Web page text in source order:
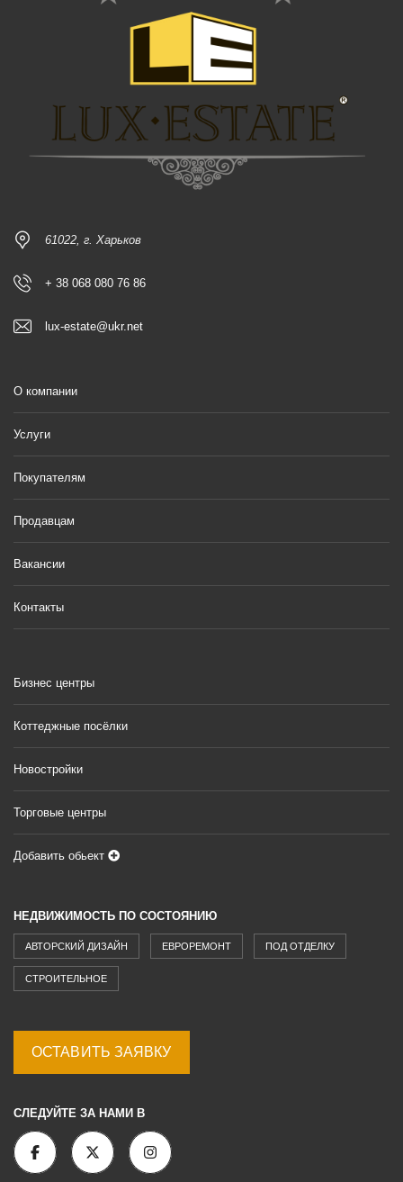
61022, г. Харьков
+ 38 068 080 76 86
lux-estate@ukr.net
О компании
Услуги
Покупателям
Продавцам
Вакансии
Контакты
Бизнес центры
Коттеджные посёлки
Новостройки
Торговые центры
Добавить обьект
НЕДВИЖИМОСТЬ ПО СОСТОЯНИЮ
АВТОРСКИЙ ДИЗАЙН ЕВРОРЕМОНТ ПОД ОТДЕЛКУ
СТРОИТЕЛЬНОЕ
ОСТАВИТЬ ЗАЯВКУ
СЛЕДУЙТЕ ЗА НАМИ В